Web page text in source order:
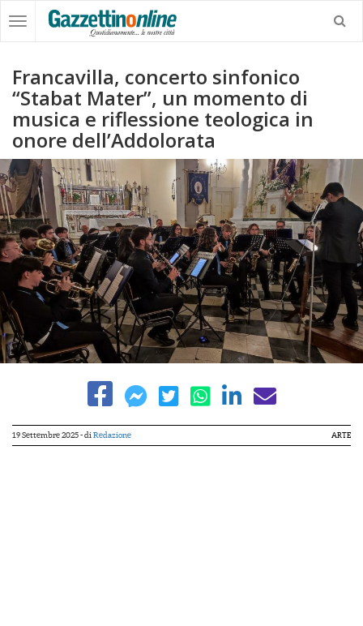
Francavilla, concerto sinfonico
“Stabat Mater”, un momento di
musica e riflessione teologica in
onore dell’Addolorata
19 Settembre 2025- di Redazione ARTE